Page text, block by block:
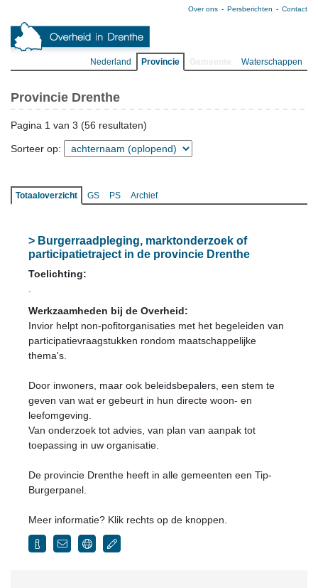
Over ons Persberichten Contact
Nederland Provincie Waterschappen
Provincie Drenthe
Pagina 1 van 3 (56 resultaten)
Sorteer op:
Totaaloverzicht GS PS Archief
> Burgerraadpleging, marktonderzoek of
participatietraject in de provincie Drenthe
Toelichting:
Werkzaamheden bij de Overheid:
Invior helpt non-pofitorganisaties met het begeleiden van
participatievraagstukken rondom maatschappelijke
thema's.
Door inwoners, maar ook beleidsbepalers, een stem te
geven van wat er gebeurt in hun directe woon- en
leefomgeving.
Van onderzoek tot advies, van plan van aanpak tot
toepassing in uw organisatie.
De provincie Drenthe heeft in alle gemeenten een Tip-
Burgerpanel.
Meer informatie? Klik rechts op de knoppen.